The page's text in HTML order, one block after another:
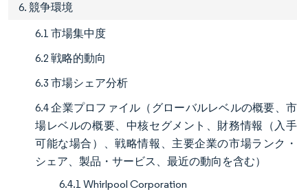
6. 競争環境
6.1 市場集中度
6.2 戦略的動向
6.3 市場シェア分析
6.4 企業プロファイル（グローバルレベルの概要、市
場レベルの概要、中核セグメント、財務情報（入手
可能な場合）、戦略情報、主要企業の市場ランク・
シェア、製品・サービス、最近の動向を含む）
6.4.1 Whirlpool Corporation